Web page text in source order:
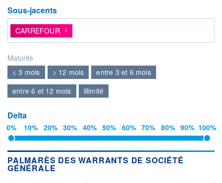
Sous-jacents
CARREFOUR
Sous-jacents
Maturité
< 3 mois
> 12 mois
entre 3 et 6 mois
entre 6 et 12 mois
illimité
Delta
0% 10% 20% 30% 40% 50% 60% 70% 80% 90% 100%
PALMARÈS DES WARRANTS DE SOCIÉTÉ
GÉNÉRALE